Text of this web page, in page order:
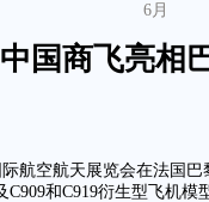
6月
中国商飞亮相
航空航天展览会在法国
C909和C919衍生型飞机模